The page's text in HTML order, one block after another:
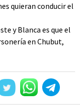
quieran conducir el
y Blanca es que el
en Chubut,